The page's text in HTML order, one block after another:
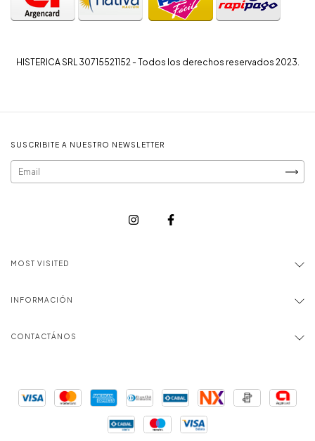
HISTERICA SRL 30715521152 - Todos los derechos reservados 2023.
SUSCRIBITE A NUESTRO NEWSLETTER
MOST VISITED
INFORMACIÓN
CONTACTÁNOS